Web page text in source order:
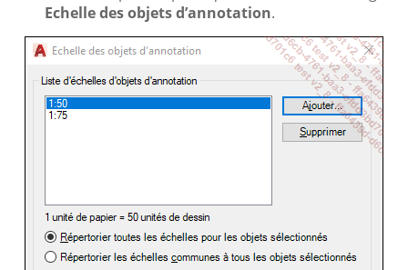
Echelle des objets d’annotation.